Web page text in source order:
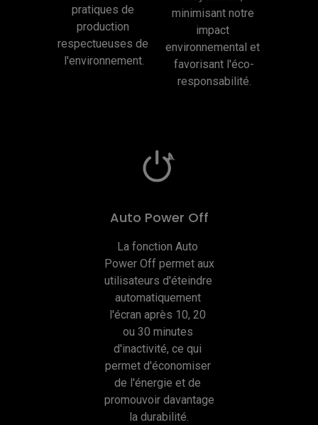
pratiques de
production
respectueuses de
l'environnement.
minimisant notre
impact
environnemental et
favorisant l'éco-
responsabilité.
Auto Power Off
La fonction Auto
Power Off permet aux
utilisateurs d'éteindre
automatiquement
l'écran après 10, 20
ou 30 minutes
d'inactivité, ce qui
permet d'économiser
de l'énergie et de
promouvoir davantage
la durabilité.